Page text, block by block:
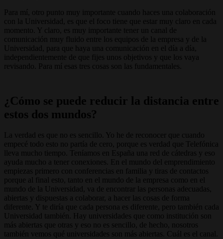
Para mí, otro punto muy importante cuando haces una colaboración
con la Universidad, es que el foco tiene que estar muy claro en cada
momento. Y claro, es muy importante tener un canal de
comunicación muy fluido entre los equipos de la empresa y de la
Universidad, para que haya una comunicación en el día a día,
independientemente de que fijes unos objetivos y que los vaya
revisando. Para mí esas tres cosas son las fundamentales.
¿Cómo se puede reducir la distancia entre
estos dos mundos?
La verdad es que no es sencillo. Yo he de reconocer que cuando
empecé todo esto no partía de cero, porque es verdad que Telefónica
lleva mucho tiempo. Teníamos en España una red de cátedras y eso
ayuda mucho a tener conexiones. En el mundo del emprendimiento
empiezas primero con conferencias en familia y tiras de contactos
porque al final esto, tanto en el mundo de la empresa como en el
mundo de la Universidad, va de encontrar las personas adecuadas,
abiertas y dispuestas a colaborar, a hacer las cosas de forma
diferente. Y te diría que cada persona es diferente, pero también cada
Universidad también. Hay universidades que como institución son
más abiertas que otras y eso no es sencillo, de hecho, nosotros
también vemos qué universidades son más abiertas. Cuál es el canal.